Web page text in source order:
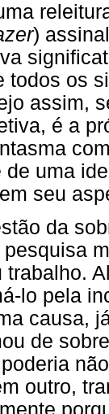
)
todos os
assim,
é a
de uma
seu
da
lo pela
causa,
de
outro,